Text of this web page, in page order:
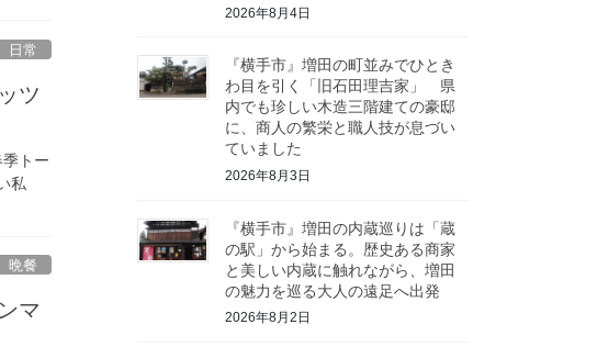
日常
ツ
トー
私
晩餐
マ
2026年8月4日
『横手市』増田の町並みでひとき
わ目を引く「旧石田理吉家」 県
内でも珍しい木造三階建ての豪邸
に、商人の繁栄と職人技が息づい
ていました
2026年8月3日
『横手市』増田の内蔵巡りは「蔵
の駅」から始まる。歴史ある商家
と美しい内蔵に触れながら、増田
の魅力を巡る大人の遠足へ出発
2026年8月2日